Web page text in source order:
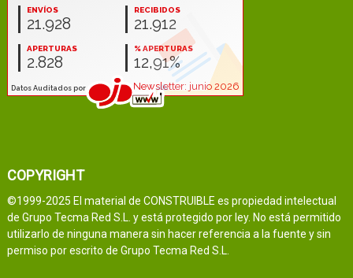
COPYRIGHT
©1999-2025 El material de CONSTRUIBLE es propiedad intelectual
de Grupo Tecma Red S.L. y está protegido por ley. No está permitido
utilizarlo de ninguna manera sin hacer referencia a la fuente y sin
permiso por escrito de Grupo Tecma Red S.L.